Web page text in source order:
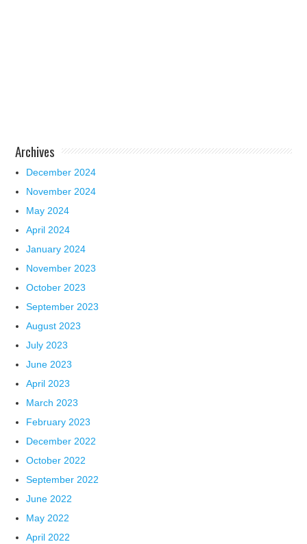
Archives
December 2024
November 2024
May 2024
April 2024
January 2024
November 2023
October 2023
September 2023
August 2023
July 2023
June 2023
April 2023
March 2023
February 2023
December 2022
October 2022
September 2022
June 2022
May 2022
April 2022